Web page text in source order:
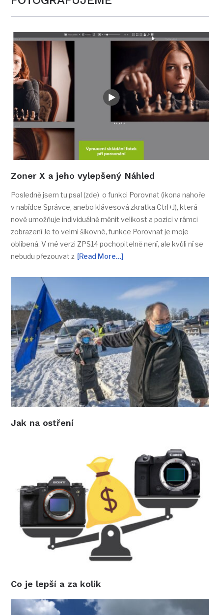
Zoner X a jeho vylepšený Náhled
Posledně jsem tu psal (zde) o funkci Porovnat (ikona nahoře
v nabídce Správce, anebo klávesová zkratka Ctrl+J), která
nově umožňuje individuálně měnit velikost a pozici v rámci
zobrazení Je to velmi šikovné, funkce Porovnat je moje
oblíbená. V mé verzi ZPS14 pochopitelně není, ale kvůli ní se
nebudu přezouvat z [Read More…]
Jak na ostření
Co je lepší a za kolik